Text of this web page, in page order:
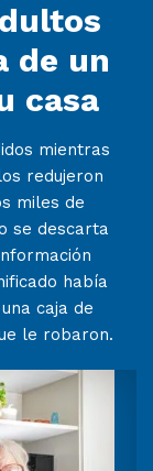
de un
casa
mientras
redujeron
miles de
se descarta
había
caja de
le robaron.